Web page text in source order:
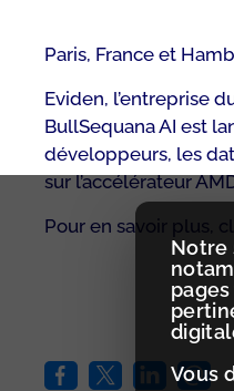
Notre
Vous
Paris, France et
Eviden, l’entreprise
BullSequana AI est
développeurs, les
sur l’accélérateur
Pour en savoir plus,